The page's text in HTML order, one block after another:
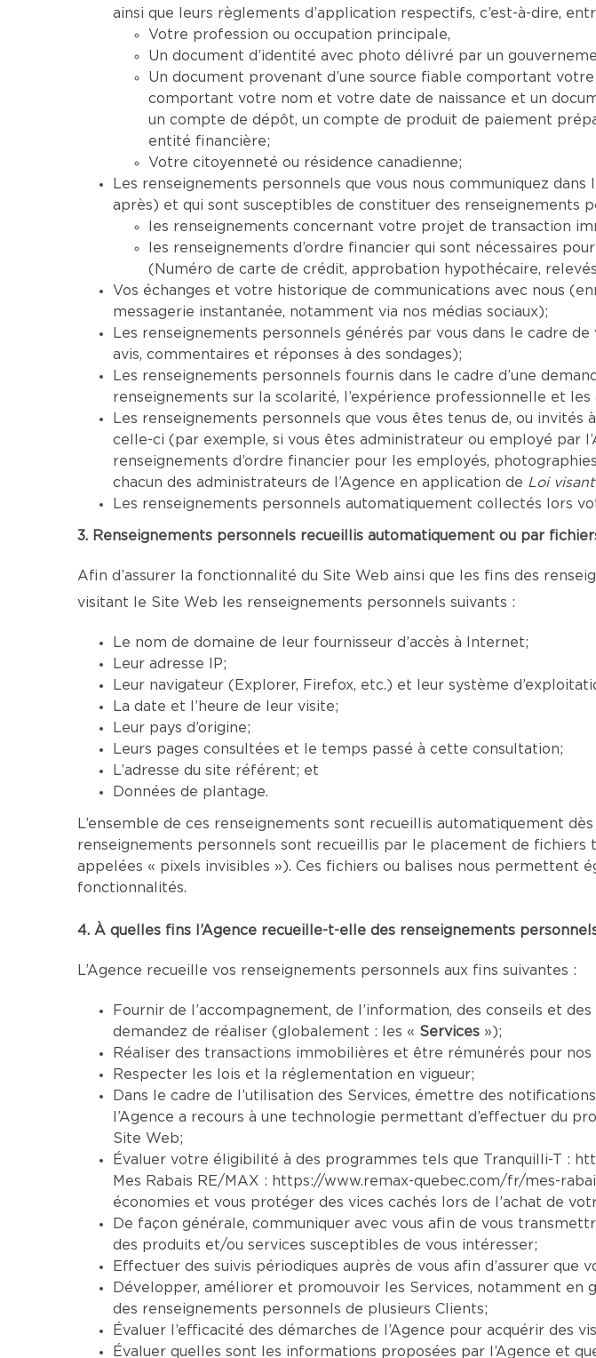
ainsi que leurs règlements d’application respectifs, c’est-à-dire,
Votre profession ou occupation principale,
Un document d’identité avec photo délivré par un
Un document provenant d’une source fiable comportant
comportant votre nom et votre date de naissance et un
un compte de dépôt, un compte de produit de paiement
entité financière;
Votre citoyenneté ou résidence canadienne;
Les renseignements personnels que vous nous communiquez
après) et qui sont susceptibles de constituer des renseignements
les renseignements concernant votre projet de transaction
les renseignements d’ordre financier qui sont nécessaires
(Numéro de carte de crédit, approbation hypothécaire,
Vos échanges et votre historique de communications avec nous
messagerie instantanée, notamment via nos médias sociaux);
Les renseignements personnels générés par vous dans le cadre
avis, commentaires et réponses à des sondages);
Les renseignements personnels fournis dans le cadre d’une
renseignements sur la scolarité, l’expérience professionnelle et
Les renseignements personnels que vous êtes tenus de, ou
celle-ci (par exemple, si vous êtes administrateur ou employé par
renseignements d’ordre financier pour les employés,
chacun des administrateurs de l’Agence en application de Loi
Les renseignements personnels automatiquement collectés lors
3. Renseignements personnels recueillis automatiquement ou par
Afin d’assurer la fonctionnalité du Site Web ainsi que les fins des
visitant le Site Web les renseignements personnels suivants :
Le nom de domaine de leur fournisseur d’accès à Internet;
Leur adresse IP;
Leur navigateur (Explorer, Firefox, etc.) et leur système
La date et l’heure de leur visite;
Leur pays d’origine;
Leurs pages consultées et le temps passé à cette consultation;
L’adresse du site référent; et
Données de plantage.
L’ensemble de ces renseignements sont recueillis automatiquement
renseignements personnels sont recueillis par le placement de fichiers
appelées « pixels invisibles »). Ces fichiers ou balises nous permettent
fonctionnalités.
4. À quelles fins l’Agence recueille-t-elle des renseignements
L’Agence recueille vos renseignements personnels aux fins suivantes :
Fournir de l’accompagnement, de l’information, des conseils et
demandez de réaliser (globalement : les « Services »);
Réaliser des transactions immobilières et être rémunérés pour nos
Respecter les lois et la réglementation en vigueur;
Dans le cadre de l’utilisation des Services, émettre des
l’Agence a recours à une technologie permettant d’effectuer du
Site Web;
Évaluer votre éligibilité à des programmes tels que Tranquilli-T :
Mes Rabais RE/MAX : https://www.remax-quebec.com/fr/mes-
économies et vous protéger des vices cachés lors de l’achat de
De façon générale, communiquer avec vous afin de vous
des produits et/ou services susceptibles de vous intéresser;
Effectuer des suivis périodiques auprès de vous afin d’assurer que
Développer, améliorer et promouvoir les Services, notamment
des renseignements personnels de plusieurs Clients;
Évaluer l’efficacité des démarches de l’Agence pour acquérir des
Évaluer quelles sont les informations proposées par l’Agence et